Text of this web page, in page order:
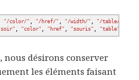
"/color/" "/href/" "/width/" "/table/"
"color" "href" "souris" "table"
nous désirons conserver
les éléments faisant